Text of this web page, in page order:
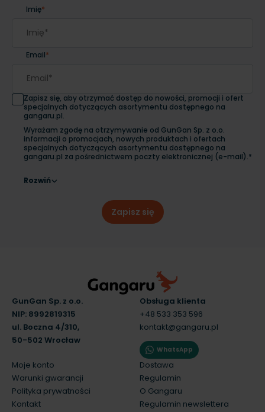
Imię*
Email*
Zapisz się, aby otrzymać dostęp do nowości, promocji i ofert
specjalnych dotyczących asortymentu dostępnego na
gangaru.pl.
Wyrażam zgodę na otrzymywanie od GunGan Sp. z o.o.
informacji o promocjach, nowych produktach i ofertach
specjalnych dotyczących asortymentu dostępnego na
gangaru.pl za pośrednictwem poczty elektronicznej (e-mail).*
Rozwiń
Zapisz się
GunGan Sp. z o.o.
NIP: 8992819315
ul. Boczna 4/310,
50-502 Wrocław
Obsługa klienta
+48 533 353 596
kontakt@gangaru.pl
WhatsApp
Moje konto
Dostawa
Warunki gwarancji
Regulamin
Polityka prywatności
O Gangaru
Kontakt
Regulamin newslettera